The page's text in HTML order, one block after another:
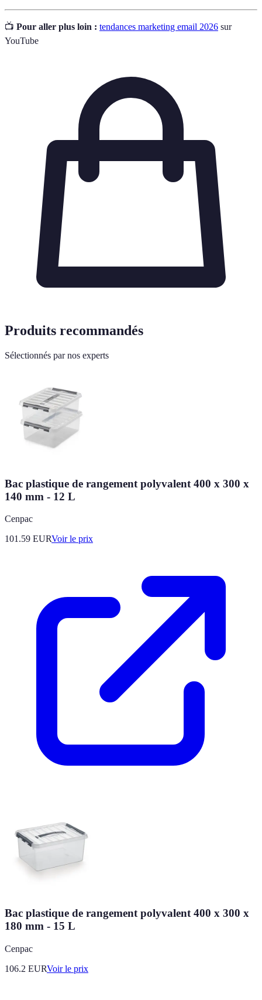
📺 Pour aller plus loin : tendances marketing email 2026 sur
YouTube
Produits recommandés
Sélectionnés par nos experts
Bac plastique de rangement polyvalent 400 x 300 x
140 mm - 12 L
Cenpac
101.59 EURVoir le prix
Bac plastique de rangement polyvalent 400 x 300 x
180 mm - 15 L
Cenpac
106.2 EURVoir le prix